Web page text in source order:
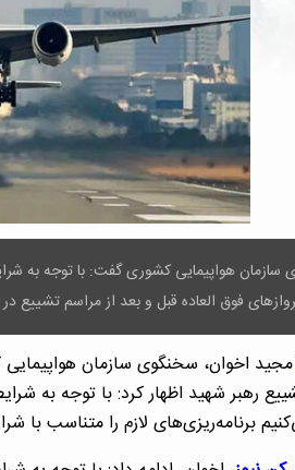
سازمان هواپیمایی کشوری گفت: با توجه به
فوق العاده قبل و بعد از مراسم تشییع
اخوان، سخنگوی سازمان
رهبر شهید اظهار کرد: با توجه به
برنامه‌ریزی‌های لازم را متناسب با